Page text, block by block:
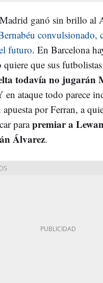
ganó sin brillo al
convulsionado,
futuro. En Barcelona
que sus futbolistas
todavía no jugarán
en ataque todo parece
apuesta por Ferran, a
parapremiar a
Álvarez.